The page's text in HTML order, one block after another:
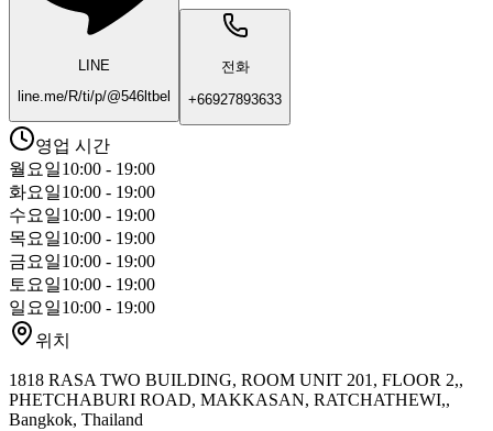
LINE
line.me/R/ti/p/@546ltbel
전화
+66927893633
영업 시간
월요일10:00 - 19:00
화요일10:00 - 19:00
수요일10:00 - 19:00
목요일10:00 - 19:00
금요일10:00 - 19:00
토요일10:00 - 19:00
일요일10:00 - 19:00
위치
1818 RASA TWO BUILDING, ROOM UNIT 201, FLOOR 2,,
PHETCHABURI ROAD, MAKKASAN, RATCHATHEWI,,
Bangkok, Thailand